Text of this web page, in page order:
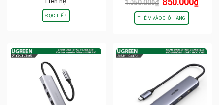
ĐỌC TIẾP
1.050.000₫
gốc
là:
1.050.000₫.
hiện
THÊM VÀO GIỎ HÀNG